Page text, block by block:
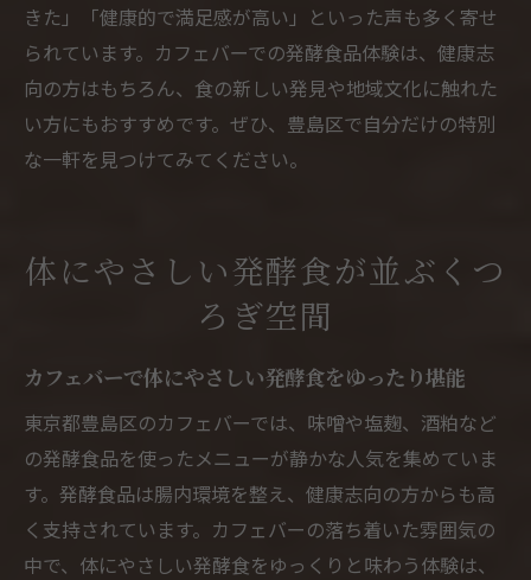
きた」「健康的で満足感が高い」といった声も多く寄せ
られています。カフェバーでの発酵食品体験は、健康志
向の方はもちろん、食の新しい発見や地域文化に触れた
い方にもおすすめです。ぜひ、豊島区で自分だけの特別
な一軒を見つけてみてください。
体にやさしい発酵食が並ぶくつ
ろぎ空間
カフェバーで体にやさしい発酵食をゆったり堪能
東京都豊島区のカフェバーでは、味噌や塩麹、酒粕など
の発酵食品を使ったメニューが静かな人気を集めていま
す。発酵食品は腸内環境を整え、健康志向の方からも高
く支持されています。カフェバーの落ち着いた雰囲気の
中で、体にやさしい発酵食をゆっくりと味わう体験は、